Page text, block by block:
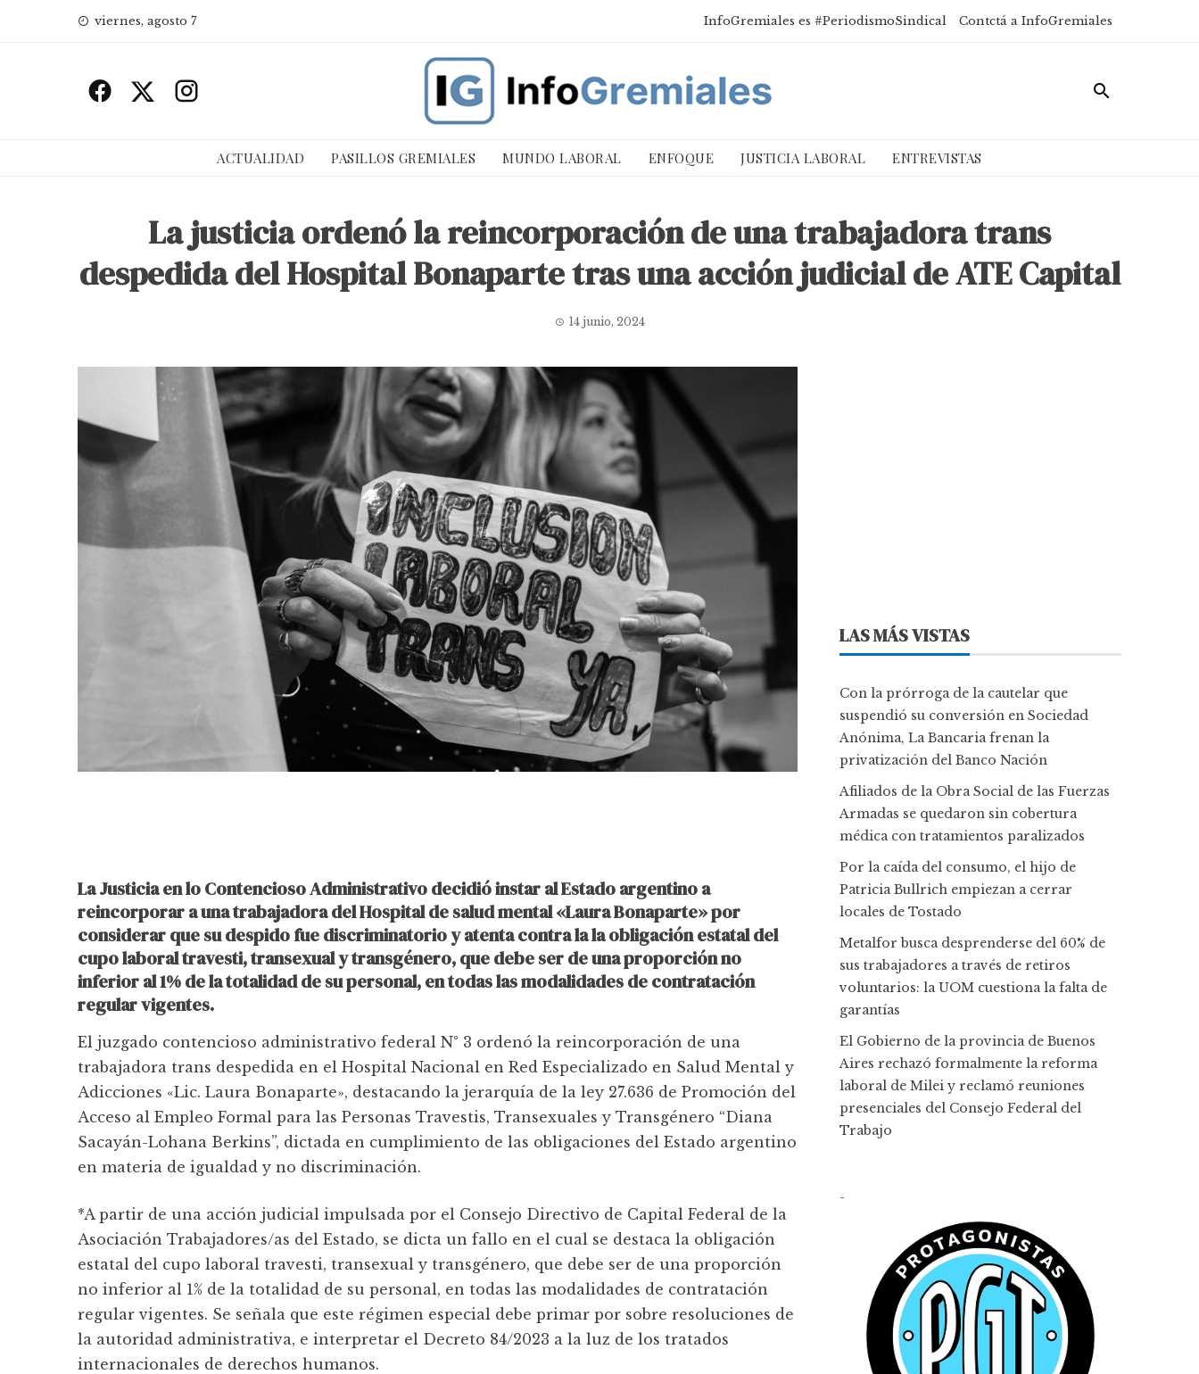
viernes, agosto 7 InfoGremiales es #PeriodismoSindical Contctá a InfoGremiales
ACTUALIDAD PASILLOS GREMIALES MUNDO LABORAL ENFOQUE JUSTICIA LABORAL ENTREVISTAS
La justicia ordenó la reincorporación de una trabajadora trans
despedida del Hospital Bonaparte tras una acción judicial de ATE Capital
14 junio, 2024
La Justicia en lo Contencioso Administrativo decidió instar al Estado argentino a
reincorporar a una trabajadora del Hospital de salud mental «Laura Bonaparte» por
considerar que su despido fue discriminatorio y atenta contra la la obligación estatal del
cupo laboral travesti, transexual y transgénero, que debe ser de una proporción no
inferior al 1% de la totalidad de su personal, en todas las modalidades de contratación
regular vigentes.
El juzgado contencioso administrativo federal N° 3 ordenó la reincorporación de una
trabajadora trans despedida en el Hospital Nacional en Red Especializado en Salud Mental y
Adicciones «Lic. Laura Bonaparte», destacando la jerarquía de la ley 27.636 de Promoción del
Acceso al Empleo Formal para las Personas Travestis, Transexuales y Transgénero “Diana
Sacayán-Lohana Berkins”, dictada en cumplimiento de las obligaciones del Estado argentino
en materia de igualdad y no discriminación.
*A partir de una acción judicial impulsada por el Consejo Directivo de Capital Federal de la
Asociación Trabajadores/as del Estado, se dicta un fallo en el cual se destaca la obligación
estatal del cupo laboral travesti, transexual y transgénero, que debe ser de una proporción
no inferior al 1% de la totalidad de su personal, en todas las modalidades de contratación
regular vigentes. Se señala que este régimen especial debe primar por sobre resoluciones de
la autoridad administrativa, e interpretar el Decreto 84/2023 a la luz de los tratados
internacionales de derechos humanos.
LAS MÁS VISTAS
Con la prórroga de la cautelar que
suspendió su conversión en Sociedad
Anónima, La Bancaria frenan la
privatización del Banco Nación
Afiliados de la Obra Social de las Fuerzas
Armadas se quedaron sin cobertura
médica con tratamientos paralizados
Por la caída del consumo, el hijo de
Patricia Bullrich empiezan a cerrar
locales de Tostado
Metalfor busca desprenderse del 60% de
sus trabajadores a través de retiros
voluntarios: la UOM cuestiona la falta de
garantías
El Gobierno de la provincia de Buenos
Aires rechazó formalmente la reforma
laboral de Milei y reclamó reuniones
presenciales del Consejo Federal del
Trabajo
-